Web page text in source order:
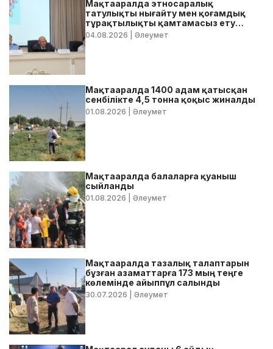
Мақтааралда этносаралық
татулықты нығайту мен қоғамдық
тұрақтылықты қамтамасыз ету
бойынша жедел кеңес өтті
04.08.2026 | Әлеумет
Мақтааралда 1400 адам қатысқан
сенбілікте 4,5 тонна қоқыс жиналды
01.08.2026 | Әлеумет
Мақтааралда балаларға қуаныш
сыйланды
01.08.2026 | Әлеумет
Мақтааралда тазалық талаптарын
бұзған азаматтарға 173 мың теңге
көлемінде айыппұл салынды
30.07.2026 | Әлеумет